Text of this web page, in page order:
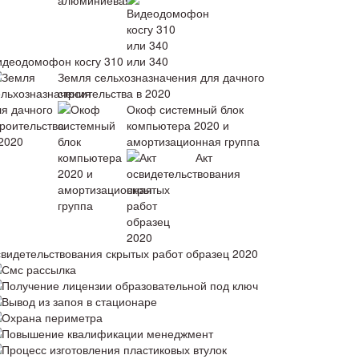
косгу 310 или 340
Земля сельхозназначения для дачного
строительства в 2020
Окоф системный блок
компьютера 2020 и
амортизационная группа
Акт
скрытых работ образец 2020
Смс рассылка
Получение лицензии образовательной под ключ
Вывод из запоя в стационаре
Охрана периметра
Повышение квалификации менеджмент
Процесс изготовления пластиковых втулок